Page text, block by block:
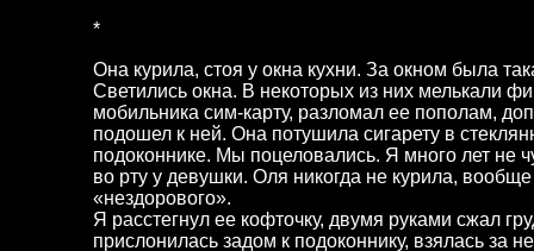
*
Она курила, стоя у окна кухни. За окном была
Светились окна. В некоторых из них мелькали
мобильника сим-карту, разломал ее пополам,
подошел к ней. Она потушила сигарету в
подоконнике. Мы поцеловались. Я много лет не
во рту у девушки. Оля никогда не курила,
«нездорового».
Я расстегнул ее кофточку, двумя руками сжал
прислонилась задом к подоконнику, взялась за